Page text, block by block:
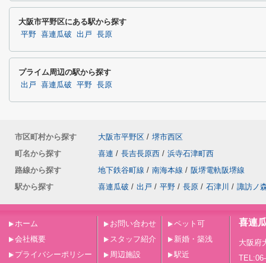
大阪市平野区にある駅から探す
平野 喜連瓜破 出戸 長原
プライム周辺の駅から探す
出戸 喜連瓜破 平野 長原
市区町村から探す 大阪市平野区 / 堺市西区
町名から探す
喜連 / 長吉長原西 / 浜寺石津町西
路線から探す
地下鉄谷町線 / 南海本線 / 阪堺電軌阪堺線
駅から探す
喜連瓜破 / 出戸 / 平野 / 長原 / 石津川 / 諏訪ノ
ホーム
会社概要
プライバシーポリシー
お問い合わせ
スタッフ紹介
周辺施設
ペット可
新婚・築浅
駅近
喜連
大阪府